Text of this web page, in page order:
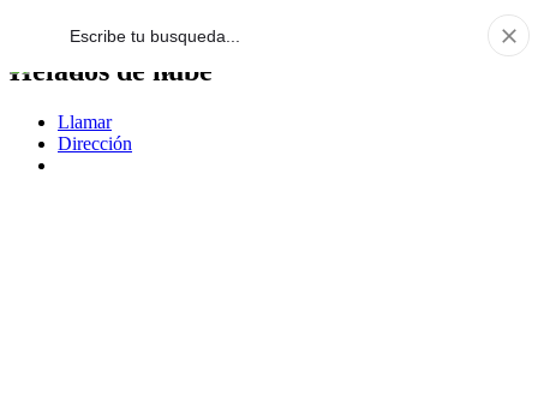
Helados de nube
Llamar
Dirección